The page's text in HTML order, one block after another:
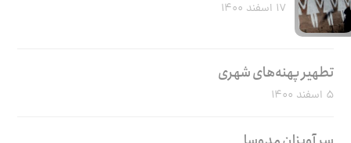
۱۷ اسفند ۱۴۰۰
تطهیر پهنه‌های شهری
۵ اسفند ۱۴۰۰